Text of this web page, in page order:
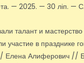
— 2025. — 30 ліп. —
талант и мастерство
участие в празднике
Елена Алиферович //